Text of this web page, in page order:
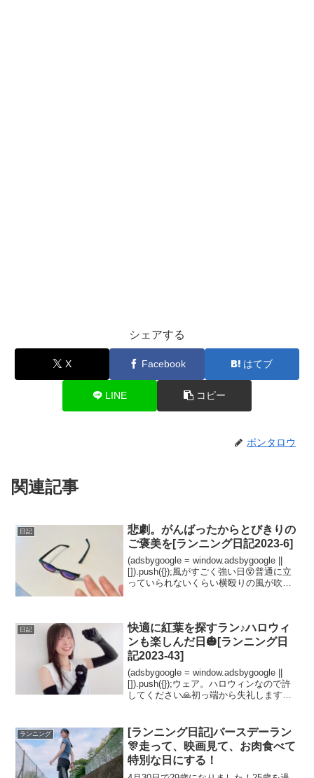
シェアする
X Facebook はてブ
LINE コピー
ポンタロウ
関連記事
日記
悲劇。がんばったからとびきりの
ご褒美を[ランニング日記2023-6]
(adsbygoogle = window.adsbygoogle ||
[]).push({});風がすごく強い日😵普通に立
っていられないくらい横殴りの風が吹い
日記
快適に紅葉を探すラン♪ハロウィ
ンも楽しんだ日🎃[ランニング日
記2023-43]
(adsbygoogle = window.adsbygoogle ||
[]).push({});ウェア。ハロウィンなので許
してください🙏初っ端から失礼します💦
で、F...
ランニング
[ランニング日記]バースデーラン
🎊走って、映画見て、お肉食べて
特別な日にする！